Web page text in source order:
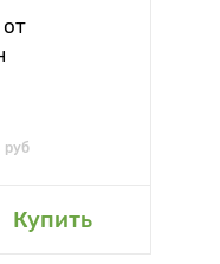
руб
Купить